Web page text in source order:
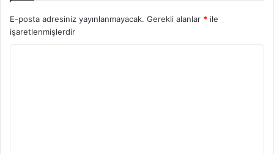
E-posta adresiniz yayınlanmayacak. Gerekli alanlar * ile
işaretlenmişlerdir